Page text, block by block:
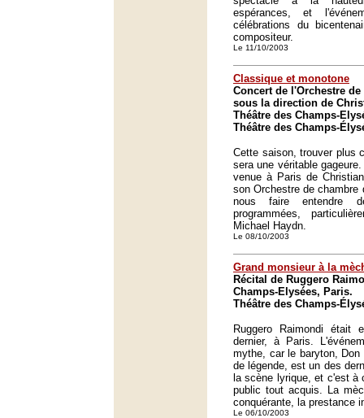
espérances, et
célébrations du
compositeur.
Le 11/10/2003
Classique et monotone
Concert de l'Orchestre
sous la direction de
Théâtre des Champs-
Théâtre des Champs-
Cette saison, trouver plus
sera une véritable
venue à Paris de
son Orchestre de chambre
nous faire entendre
programmées,
Michael Haydn.
Le 08/10/2003
Grand monsieur à la
Récital de Ruggero
Champs-Elysées, Paris.
Théâtre des Champs-
Ruggero Raimondi était
dernier, à Paris.
mythe, car le baryton, Don
de légende, est un des
la scène lyrique, et c'est à
public tout acquis. La
conquérante, la prestance
Le 06/10/2003